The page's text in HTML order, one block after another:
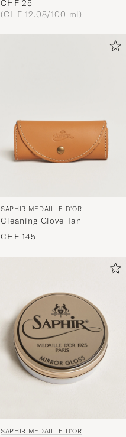
CHF 25
(CHF 12.08/100 ml)
SAPHIR MEDAILLE D'OR
Cleaning Glove Tan
CHF 145
SAPHIR MEDAILLE D'OR